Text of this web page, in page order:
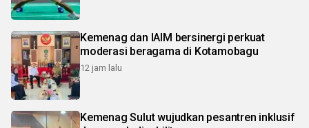
Kemenag dan IAIM bersinergi perkuat
moderasi beragama di Kotamobagu
12 jam lalu
Kemenag Sulut wujudkan pesantren inklusif